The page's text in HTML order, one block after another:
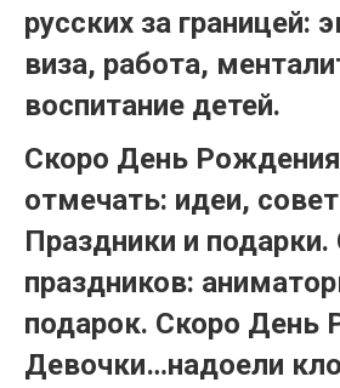
русских за границей:
виза, работа,
воспитание детей.
Скоро День
отмечать: идеи,
Праздники и подарки.
праздников:
подарок. Скоро День
Девочки…надоели